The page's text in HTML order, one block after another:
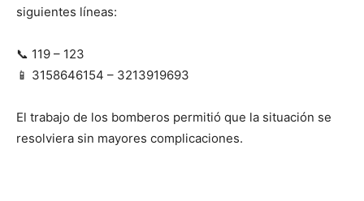
siguientes líneas:
📞 119 – 123
📱 3158646154 – 3213919693
El trabajo de los bomberos permitió que la situación se
resolviera sin mayores complicaciones.